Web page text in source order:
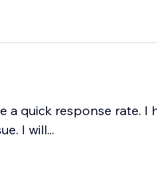
quick response rate.
I will...